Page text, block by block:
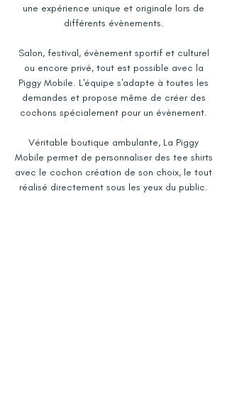
une expérience unique et originale lors de
différents évènements.
Salon, festival, évènement sportif et culturel
ou encore privé, tout est possible avec la
Piggy Mobile. L'équipe s'adapte à toutes les
demandes et propose même de créer des
cochons spécialement pour un évènement.
Véritable boutique ambulante, La Piggy
Mobile permet de personnaliser des tee shirts
avec le cochon création de son choix, le tout
réalisé directement sous les yeux du public.